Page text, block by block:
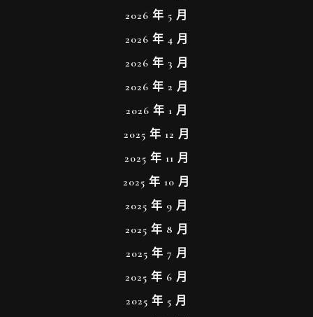
2026 年 5 月
2026 年 4 月
2026 年 3 月
2026 年 2 月
2026 年 1 月
2025 年 12 月
2025 年 11 月
2025 年 10 月
2025 年 9 月
2025 年 8 月
2025 年 7 月
2025 年 6 月
2025 年 5 月